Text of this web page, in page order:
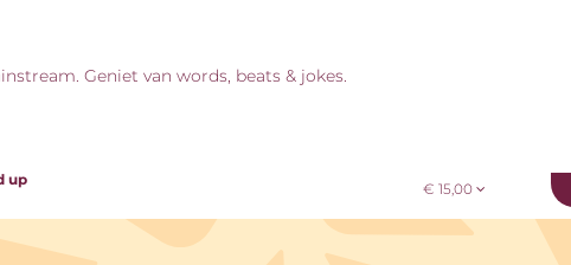
Geniet van words, beats & jokes.
up
€ 15,00